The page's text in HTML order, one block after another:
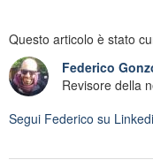
Questo articolo è stato
Federico
Revisore della
Segui Federico su